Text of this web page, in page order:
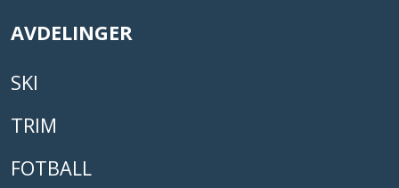
AVDELINGER
SKI
TRIM
FOTBALL